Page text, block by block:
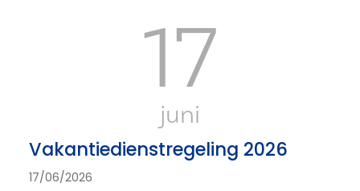
17
juni
Vakantiedienstregeling 2026
17/06/2026